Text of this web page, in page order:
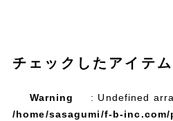
チェックしたアイテム
Warning
: Undefined
/home/sasagumi/f-b-